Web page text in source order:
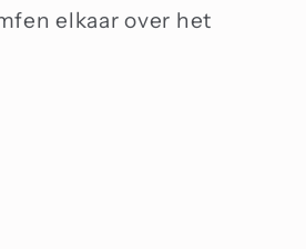
elkaar over het